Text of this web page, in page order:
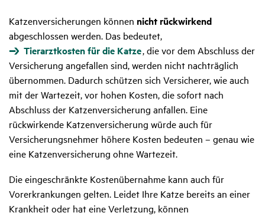
Katzenversicherungen können nicht rückwirkend
abgeschlossen werden. Das bedeutet,
Tierarztkosten für die Katze, die vor dem Abschluss der
Versicherung angefallen sind, werden nicht nachträglich
übernommen. Dadurch schützen sich Versicherer, wie auch
mit der Wartezeit, vor hohen Kosten, die sofort nach
Abschluss der Katzenversicherung anfallen. Eine
rückwirkende Katzenversicherung würde auch für
Versicherungsnehmer höhere Kosten bedeuten – genau wie
eine Katzenversicherung ohne Wartezeit.
Die eingeschränkte Kostenübernahme kann auch für
Vorerkrankungen gelten. Leidet Ihre Katze bereits an einer
Krankheit oder hat eine Verletzung, können